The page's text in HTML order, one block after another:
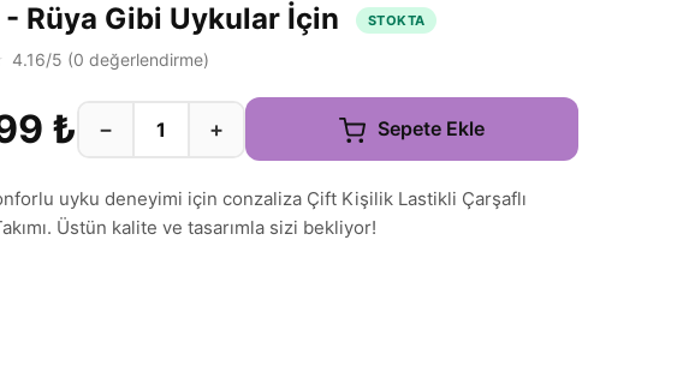
- Rüya Gibi Uykular İçin
STOKTA
4.16/5 (0 değerlendirme)
₺ − + Sepete Ekle
uyku deneyimi için conzaliza Çift Kişilik Lastikli Çarşaflı
Üstün kalite ve tasarımla sizi bekliyor!